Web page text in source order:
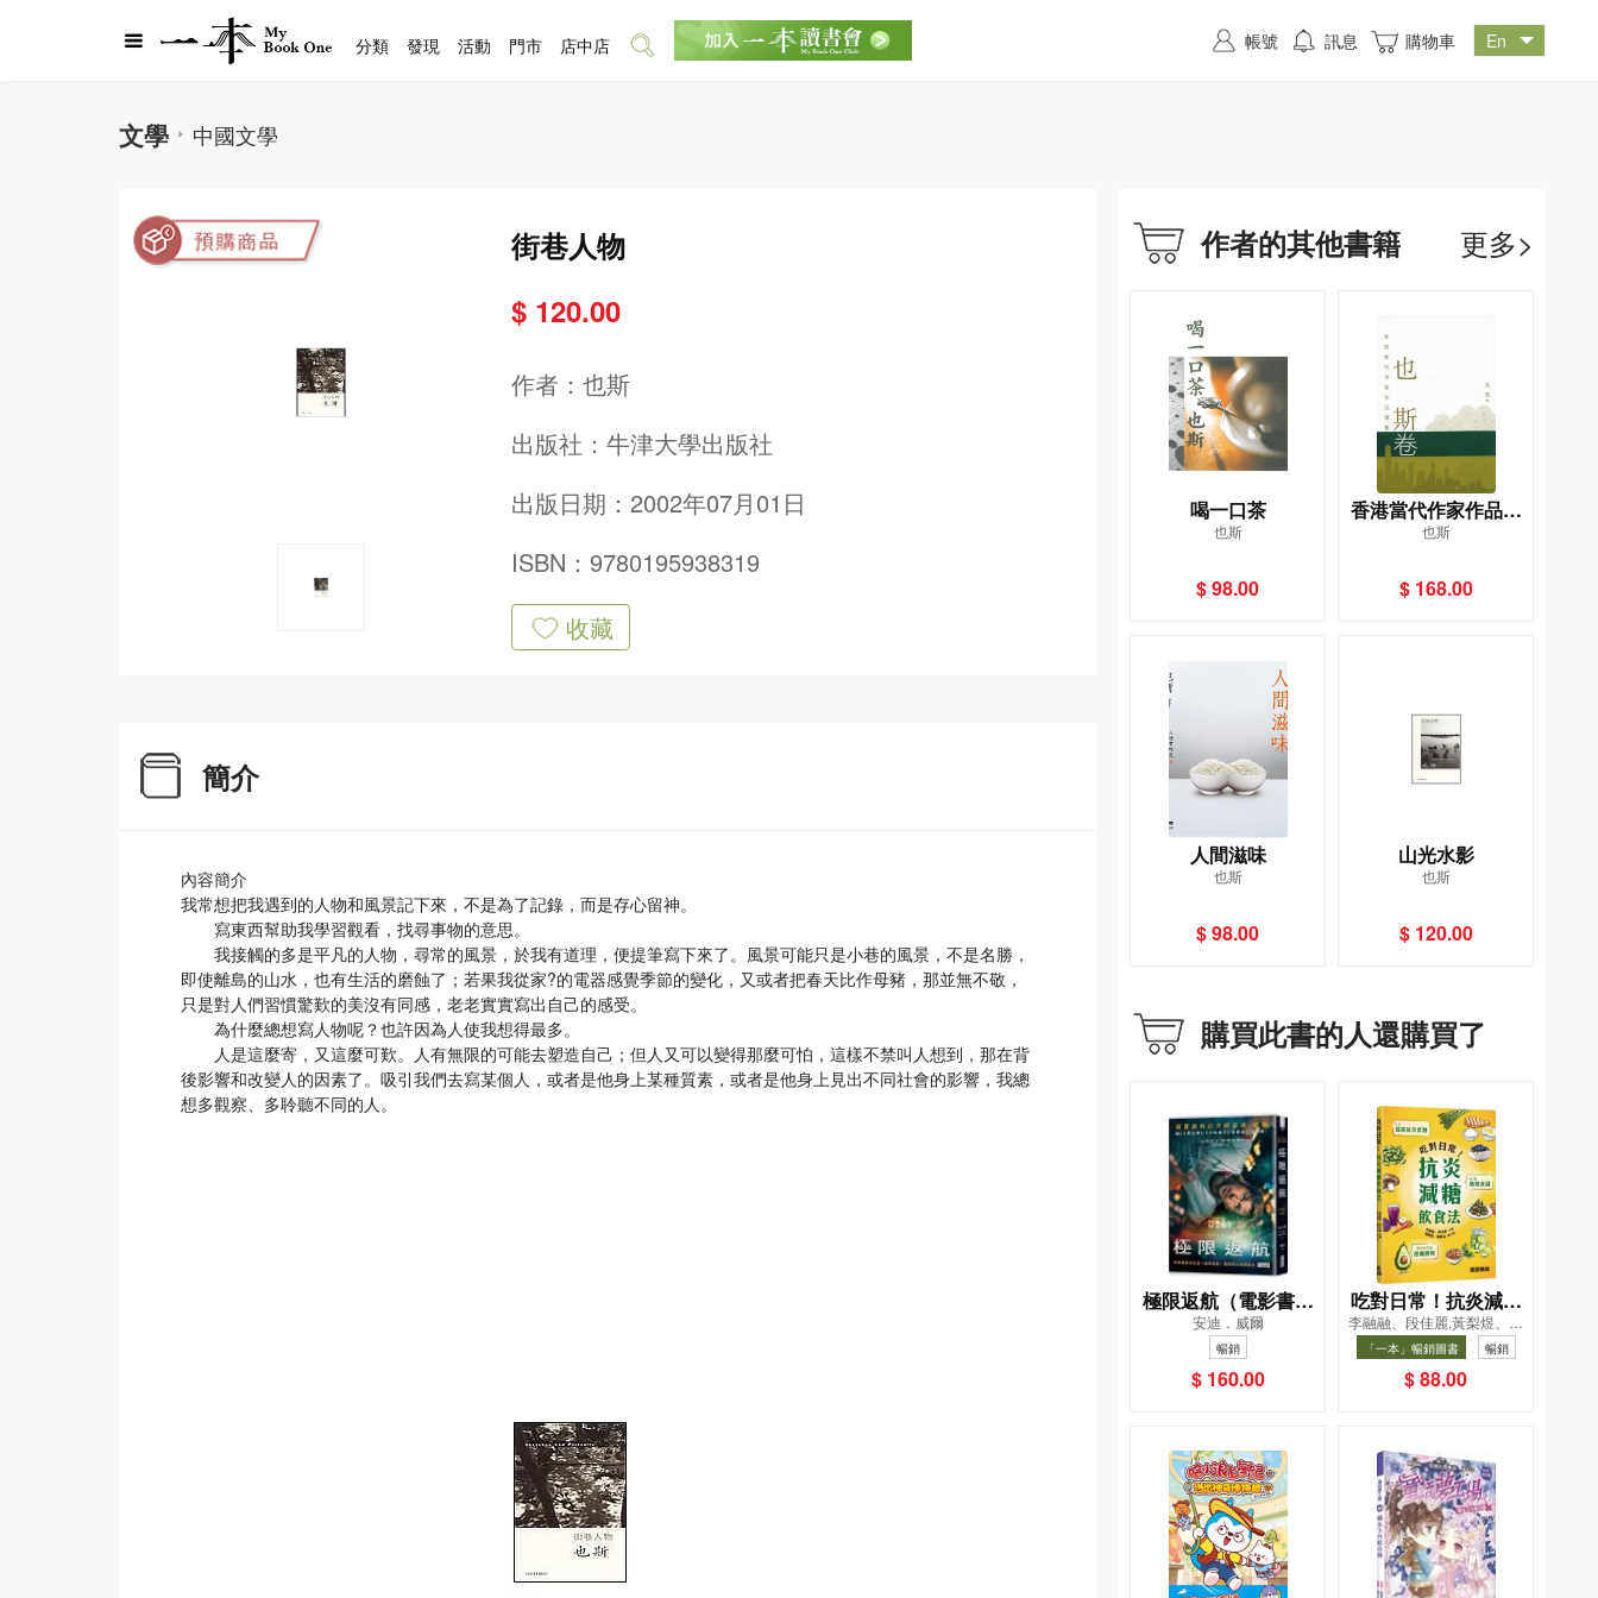
文學 中國文學
街巷人物
$ 120.00
作者： 也斯
出版社： 牛津大學出版社
出版日期：2002年07月01日
ISBN：9780195938319
收藏
簡介
內容簡介
我常想把我遇到的人物和風景記下來，不是為了記錄，而是存心留神。
寫東西幫助我學習觀看，找尋事物的意思。
我接觸的多是平凡的人物，尋常的風景，於我有道理，便提筆寫下來了。風景可能只是小巷的風景，不是名勝，
即使離島的山水，也有生活的磨蝕了；若果我從家?的電器感覺季節的變化，又或者把春天比作母豬，那並無不敬，
只是對人們習慣驚歎的美沒有同感，老老實實寫出自己的感受。
為什麼總想寫人物呢？也許因為人使我想得最多。
人是這麼寄，又這麼可歎。人有無限的可能去塑造自己；但人又可以變得那麼可怕，這樣不禁叫人想到，那在背
後影響和改變人的因素了。吸引我們去寫某個人，或者是他身上某種質素，或者是他身上見出不同社會的影響，我總
想多觀察、多聆聽不同的人。
作者的其他書籍 更多>
喝一口茶
也斯
$ 98.00
香港當代作家作品選
集．也斯卷
也斯
$ 168.00
人間滋味
也斯
$ 98.00
山光水影
也斯
$ 120.00
購買此書的人還購買了
極限返航（電影書衣
典藏版）（獨家收錄
作者訪談）
安迪．威爾
暢銷
$ 160.00
吃對日常！抗炎減糖
飲食法
李融融、段佳麗,黃梨煜、顧
凱辰
「一本」暢銷圖書 暢銷
$ 88.00
分類 發現 活動 門市 店中店 帳號 訊息 購物車